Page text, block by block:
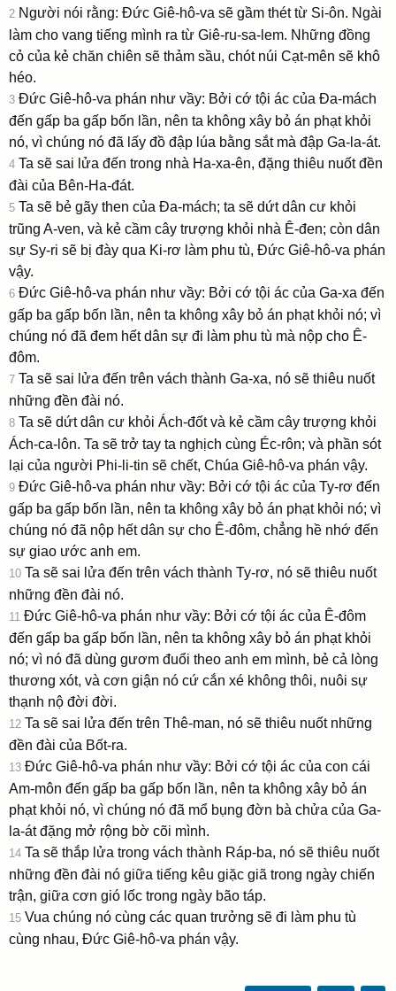
2 Người nói rằng: Ðức Giê-hô-va sẽ gầm thét từ Si-ôn. Ngài
làm cho vang tiếng mình ra từ Giê-ru-sa-lem. Những đồng
cỏ của kẻ chăn chiên sẽ thảm sầu, chót núi Cạt-mên sẽ khô
héo.
3 Ðức Giê-hô-va phán như vầy: Bởi cớ tội ác của Ða-mách
đến gấp ba gấp bốn lần, nên ta không xây bỏ án phạt khỏi
nó, vì chúng nó đã lấy đồ đập lúa bằng sắt mà đập Ga-la-át.
4 Ta sẽ sai lửa đến trong nhà Ha-xa-ên, đặng thiêu nuốt đền
đài của Bên-Ha-đát.
5 Ta sẽ bẻ gãy then của Ða-mách; ta sẽ dứt dân cư khỏi
trũng A-ven, và kẻ cầm cây trượng khỏi nhà Ê-đen; còn dân
sự Sy-ri sẽ bị đày qua Ki-rơ làm phu tù, Ðức Giê-hô-va phán
vậy.
6 Ðức Giê-hô-va phán như vầy: Bởi cớ tội ác của Ga-xa đến
gấp ba gấp bốn lần, nên ta không xây bỏ án phạt khỏi nó; vì
chúng nó đã đem hết dân sự đi làm phu tù mà nộp cho Ê-
đôm.
7 Ta sẽ sai lửa đến trên vách thành Ga-xa, nó sẽ thiêu nuốt
những đền đài nó.
8 Ta sẽ dứt dân cư khỏi Ách-đốt và kẻ cầm cây trượng khỏi
Ách-ca-lôn. Ta sẽ trở tay ta nghịch cùng Éc-rôn; và phần sót
lại của người Phi-li-tin sẽ chết, Chúa Giê-hô-va phán vậy.
9 Ðức Giê-hô-va phán như vầy: Bởi cớ tội ác của Ty-rơ đến
gấp ba gấp bốn lần, nên ta không xây bỏ án phạt khỏi nó; vì
chúng nó đã nộp hết dân sự cho Ê-đôm, chẳng hề nhớ đến
sự giao ước anh em.
10 Ta sẽ sai lửa đến trên vách thành Ty-rơ, nó sẽ thiêu nuốt
những đền đài nó.
11 Ðức Giê-hô-va phán như vầy: Bởi cớ tội ác của Ê-đôm
đến gấp ba gấp bốn lần, nên ta không xây bỏ án phạt khỏi
nó; vì nó đã dùng gươm đuổi theo anh em mình, bẻ cả lòng
thương xót, và cơn giận nó cứ cắn xé không thôi, nuôi sự
thạnh nộ đời đời.
12 Ta sẽ sai lửa đến trên Thê-man, nó sẽ thiêu nuốt những
đền đài của Bốt-ra.
13 Ðức Giê-hô-va phán như vầy: Bởi cớ tội ác của con cái
Am-môn đến gấp ba gấp bốn lần, nên ta không xây bỏ án
phạt khỏi nó, vì chúng nó đã mổ bụng đờn bà chửa của Ga-
la-át đặng mở rộng bờ cõi mình.
14 Ta sẽ thắp lửa trong vách thành Ráp-ba, nó sẽ thiêu nuốt
những đền đài nó giữa tiếng kêu giặc giã trong ngày chiến
trận, giữa cơn gió lốc trong ngày bão táp.
15 Vua chúng nó cùng các quan trưởng sẽ đi làm phu tù
cùng nhau, Ðức Giê-hô-va phán vậy.